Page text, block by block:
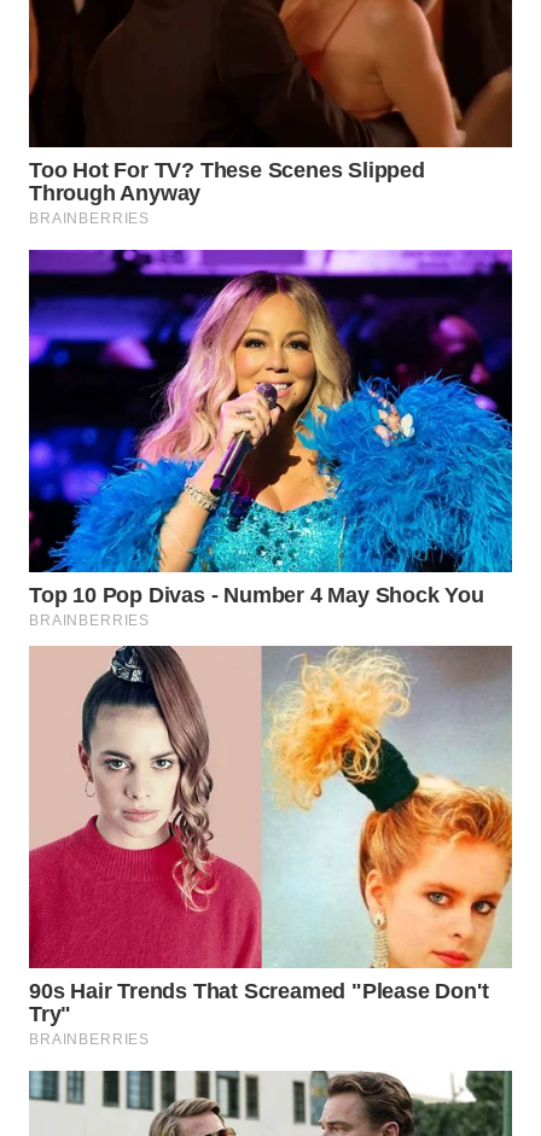
TAPANULI
TANJUNG
LESUNG
WN
KARO
WN
SIMALUNGUN
WN
LABUHANBATU
WN
TAPANULI
TENGAH
SERDANG
WN
TEBING
TINGGI
WN
PAKPAK
WN
KARAWANG
WN
BEKASI
WN